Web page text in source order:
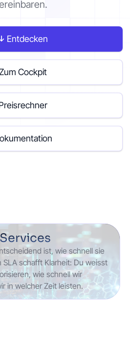
Kontakt
Los geht's
Entdecken
Cockpit
ist, wie schnell sie
schafft Klarheit: Du weisst
wie schnell wir
in welcher Zeit leisten.